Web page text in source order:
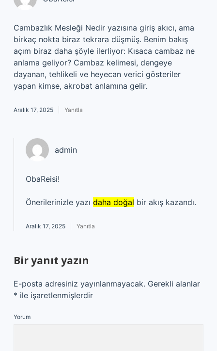
Cambazlık Mesleği Nedir yazısına giriş akıcı, ama
birkaç nokta biraz tekrara düşmüş. Benim bakış
açım biraz daha şöyle ilerliyor: Kısaca cambaz ne
anlama geliyor? Cambaz kelimesi, dengeye
dayanan, tehlikeli ve heyecan verici gösteriler
yapan kimse, akrobat anlamına gelir.
Aralık 17, 2025 Yanıtla
admin
ObaReisi!
Önerilerinizle yazı daha doğal bir akış kazandı.
Aralık 17, 2025 Yanıtla
Bir yanıt yazın
E-posta adresiniz yayınlanmayacak. Gerekli alanlar
* ile işaretlenmişlerdir
Yorum